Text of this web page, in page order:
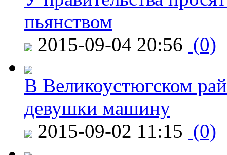
пьянством
2015-09-04 20:56 (0)
В Великоустюгском
девушки машину
2015-09-02 11:15 (0)